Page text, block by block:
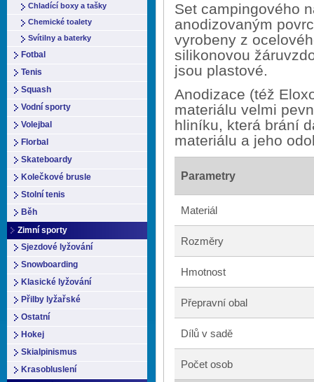
Chladící boxy a tašky
Chemické toalety
Svítilny a baterky
Fotbal
Tenis
Squash
Vodní sporty
Volejbal
Florbal
Skateboardy
Kolečkové brusle
Stolní tenis
Běh
Zimní sporty
Sjezdové lyžování
Snowboarding
Klasické lyžování
Přilby lyžařské
Ostatní
Hokej
Skialpinismus
Krasobluslení
Set campingového
anodizovaným
vyrobeny z
silikonovou
jsou plastové.
Anodizace (též
materiálu velmi
hliníku, která brání
materiálu a jeho
Parametry
Materiál
Rozměry
Hmotnost
Přepravní obal
Dílů v sadě
Počet osob